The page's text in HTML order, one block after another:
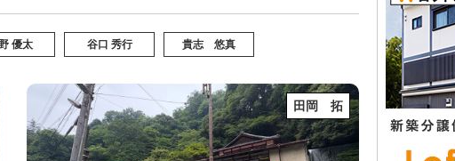
優太 谷口 秀行 貴志 悠真
田岡 拓